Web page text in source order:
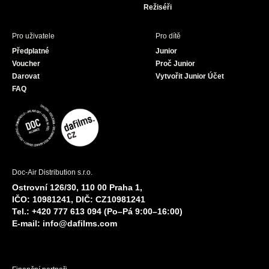
Režiséři
Pro uživatele
Předplatné
Voucher
Darovat
FAQ
Pro dítě
Junior
Proč Junior
Vytvořit Junior Účet
Doc-Air Distribution s.r.o.
Ostrovní 126/30, 110 00 Praha 1,
IČO: 10981241, DIČ: CZ10981241
Tel.: +420 777 613 094 (Po–Pá 9:00–16:00)
E-mail: info@dafilms.com